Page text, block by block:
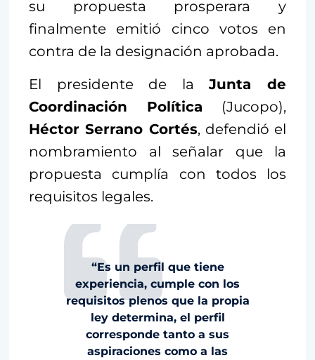
su propuesta prosperara y
finalmente emitió cinco votos en
contra de la designación aprobada.
El presidente de laJunta de
Coordinación Política (Jucopo),
Héctor Serrano Cortés, defendió el
nombramiento al señalar que la
propuesta cumplía con todos los
requisitos legales.
“Es un perfil que tiene
experiencia, cumple con los
requisitos plenos que la propia
ley determina, el perfil
corresponde tanto a sus
aspiraciones como a las